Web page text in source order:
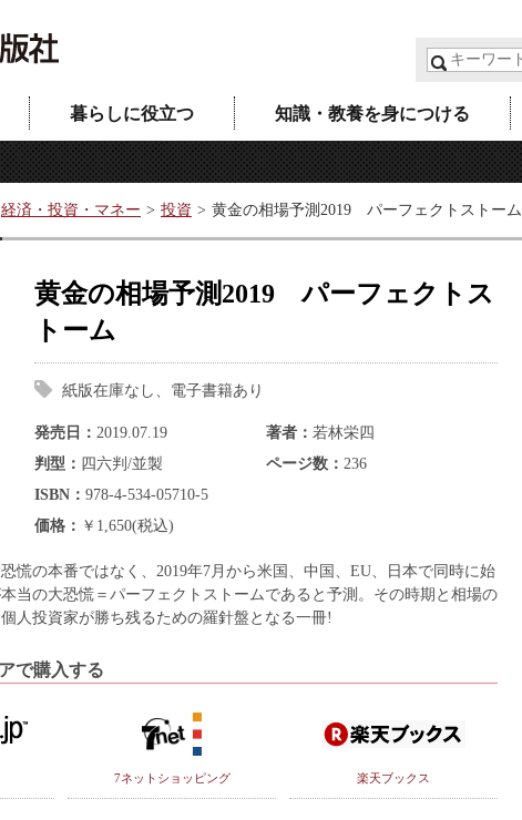
暮らしに役立つ 知識・教養を身につける
経済・投資・マネー 投資 黄金の相場予測2019 パーフェクトストーム
黄金の相場予測2019 パーフェクトス
トーム
紙版在庫なし、電子書籍あり
発売日 2019.07.19 著者
若林栄四
判型
四六判/並製 ページ数
236
ISBN
978-4-534-05710-5
価格
￥1,650(税込)
慌の本番ではなく、2019年7月から米国、中国、EU、日本で同時に始
当の大恐慌＝パーフェクトストームであると予測。その時期と相場の
人投資家が勝ち残るための羅針盤となる一冊!
で購入する
7ネットショッピング 楽天ブックス